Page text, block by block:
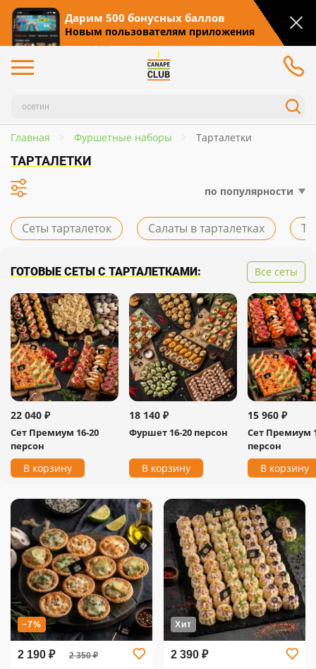
Дарим 500 бонусных баллов
Новым пользователям приложения
Главная Фуршетные наборы Тарталетки
ТАРТАЛЕТКИ
по популярности
Сеты тарталеток Салаты в тарталетках
ГОТОВЫЕ СЕТЫ С ТАРТАЛЕТКАМИ: Все сеты
22 040 ₽
Сет Премиум 16-20
персон
В корзину
18 140 ₽
Фуршет 16-20 персон
В корзину
15 960 ₽
Сет Премиум
персон
В корзину
−7%
2 190 ₽ 2 350 ₽
Хит
2 390 ₽